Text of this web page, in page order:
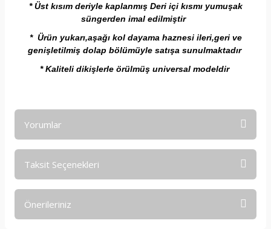
* Üst kısım deriyle kaplanmış Deri içi kısmı yumuşak
süngerden imal edilmiştir
* Ürün yukarı,aşağı kol dayama haznesi ileri,geri ve
genişletilmiş dolap bölümüyle satışa sunulmaktadır
* Kaliteli dikişlerle örülmüş universal modeldir
Yorumlar
Taksit Seçenekleri
Önerileriniz